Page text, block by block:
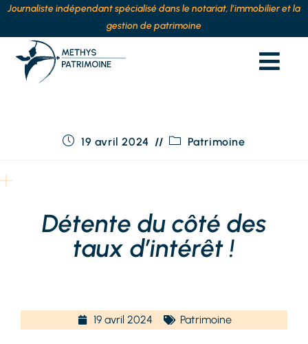
Journaliste indépendant spécialisé dans le notariat, l’immobilier et la
gestion de patrimoine
19 avril 2024 Patrimoine
Détente du côté des
taux d’intérêt !
19 avril 2024 Patrimoine